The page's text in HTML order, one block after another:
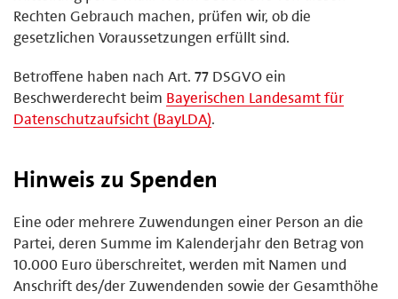
Rechten Gebrauch machen, prüfen wir, ob die
gesetzlichen Voraussetzungen erfüllt sind.
Betroffene haben nach Art. 77 DSGVO ein
Beschwerderecht beim Bayerischen Landesamt für
Datenschutzaufsicht (BayLDA).
Hinweis zu Spenden
Eine oder mehrere Zuwendungen einer Person an die
Partei, deren Summe im Kalenderjahr den Betrag von
10.000 Euro überschreitet, werden mit Namen und
Anschrift des/der Zuwendenden sowie der Gesamthöhe